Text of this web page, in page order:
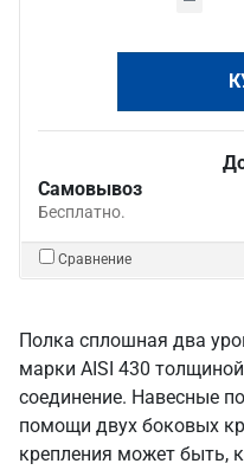
Самовывоз
Бесплатно.
Сравнение
Полка сплошная два
марки AISI 430
соединение. Навесные
помощи двух боковых
крепления может быть,